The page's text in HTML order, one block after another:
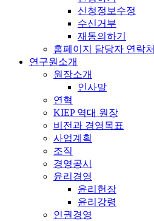
신청정보수정
수신거부
재동의하기
홈페이지 담당자 연락처
연구원소개
원장소개
인사말
연혁
KIEP 역대 원장
비전과 경영목표
사업계획
조직
경영공시
윤리경영
윤리헌장
윤리강령
인권경영